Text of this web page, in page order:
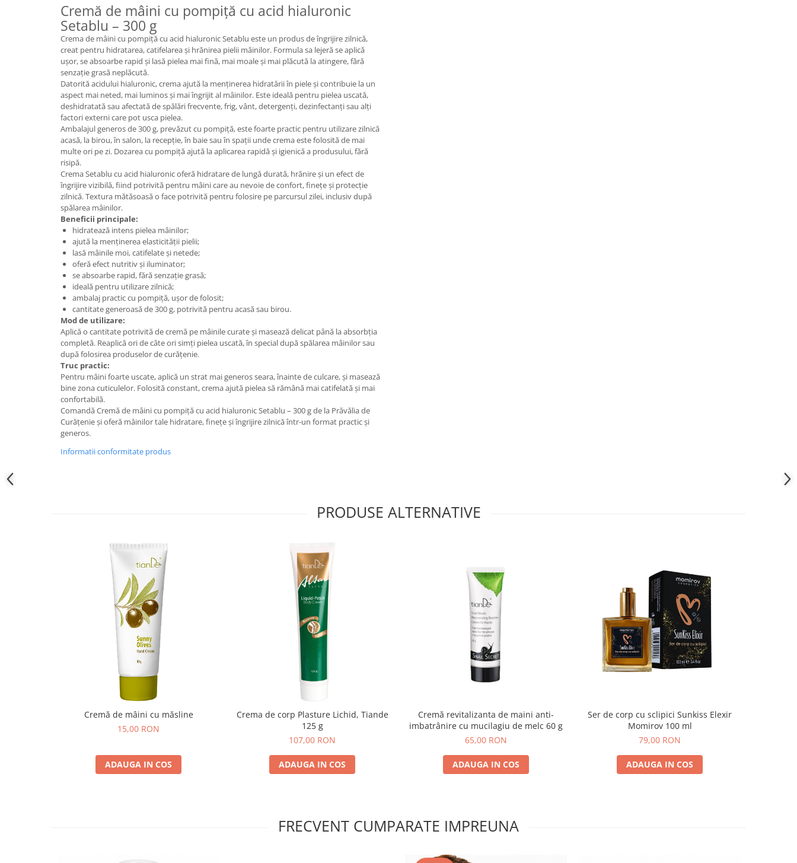
Produse incontinenta
Servetele Umede
Cremă de mâini cu pompiță cu acid hialuronic
Setablu – 300 g
Crema de mâini cu pompiță cu acid hialuronic Setablu este un produs de îngrijire zilnică,
creat pentru hidratarea, catifelarea și hrănirea pielii mâinilor. Formula sa lejeră se aplică
ușor, se absoarbe rapid și lasă pielea mai fină, mai moale și mai plăcută la atingere, fără
senzație grasă neplăcută.
Datorită acidului hialuronic, crema ajută la menținerea hidratării în piele și contribuie la un
aspect mai neted, mai luminos și mai îngrijit al mâinilor. Este ideală pentru pielea uscată,
deshidratată sau afectată de spălări frecvente, frig, vânt, detergenți, dezinfectanți sau alți
factori externi care pot usca pielea.
Ambalajul generos de 300 g, prevăzut cu pompiță, este foarte practic pentru utilizare zilnică
acasă, la birou, în salon, la recepție, în baie sau în spații unde crema este folosită de mai
multe ori pe zi. Dozarea cu pompiță ajută la aplicarea rapidă și igienică a produsului, fără
risipă.
Crema Setablu cu acid hialuronic oferă hidratare de lungă durată, hrănire și un efect de
îngrijire vizibilă, fiind potrivită pentru mâini care au nevoie de confort, finețe și protecție
zilnică. Textura mătăsoasă o face potrivită pentru folosire pe parcursul zilei, inclusiv după
spălarea mâinilor.
Beneficii principale:
hidratează intens pielea mâinilor;
ajută la menținerea elasticității pielii;
lasă mâinile moi, catifelate și netede;
oferă efect nutritiv și iluminator;
se absoarbe rapid, fără senzație grasă;
ideală pentru utilizare zilnică;
ambalaj practic cu pompiță, ușor de folosit;
cantitate generoasă de 300 g, potrivită pentru acasă sau birou.
Mod de utilizare:
Aplică o cantitate potrivită de cremă pe mâinile curate și masează delicat până la absorbția
completă. Reaplică ori de câte ori simți pielea uscată, în special după spălarea mâinilor sau
după folosirea produselor de curățenie.
Truc practic:
Pentru mâini foarte uscate, aplică un strat mai generos seara, înainte de culcare, și masează
bine zona cuticulelor. Folosită constant, crema ajută pielea să rămână mai catifelată și mai
confortabilă.
Comandă Cremă de mâini cu pompiță cu acid hialuronic Setablu – 300 g de la Prăvălia de
Curățenie și oferă mâinilor tale hidratare, finețe și îngrijire zilnică într-un format practic și
generos.
Informatii conformitate produs
PRODUSE ALTERNATIVE
Cremă de mâini cu măsline
15,00 RON
ADAUGA IN COS
Crema de corp Plasture Lichid, Tiande
125 g
107,00 RON
ADAUGA IN COS
Cremă revitalizanta de maini anti-
imbatrânire cu mucilagiu de melc 60 g
65,00 RON
ADAUGA IN COS
Ser de corp cu sclipici Sunkiss Elexir
Momirov 100 ml
79,00 RON
ADAUGA IN COS
FRECVENT CUMPARATE IMPREUNA